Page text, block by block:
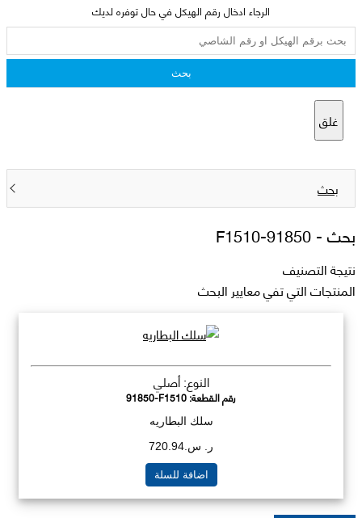
الرجاء ادخال رقم الهيكل في حال توفره لديك
بحث
غلق
بحث
بحث -91850-F1510
نتيجة التصنيف
المنتجات التي تفي معايير البحث
النوع: أصلي
رقم القطعة:91850-F1510
سلك البطاريه
ر. س.720.94
اضافة للسلة